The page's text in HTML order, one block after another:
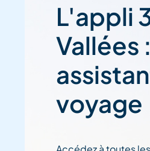
L'appli
Vallées
voyage